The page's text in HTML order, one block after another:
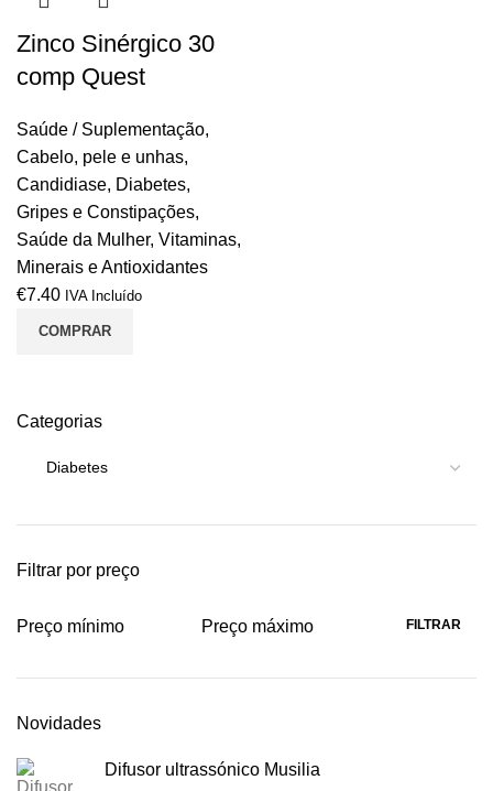
Categorias
Filtrar por preço
Preço mínimo Preço máximo FILTRAR
Novidades
Difusor ultrassónico Musilia
Zinco Sinérgico 30
comp Quest
Saúde / Suplementação,
Cabelo, pele e unhas,
Candidiase, Diabetes,
Gripes e Constipações,
Saúde da Mulher, Vitaminas,
Minerais e Antioxidantes
€7.40 IVA Incluído
COMPRAR